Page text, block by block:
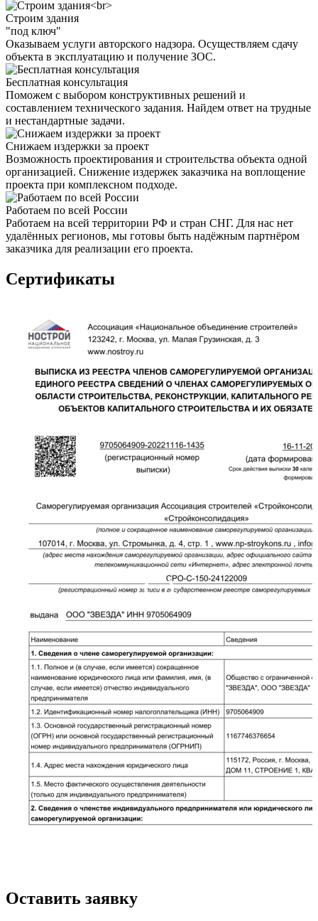
Строим здания
"под ключ"
Оказываем услуги авторского надзора. Осуществляем сдачу
объекта в эксплуатацию и получение ЗОС.
Бесплатная консультация
Поможем с выбором конструктивных решений и
составлением технического задания. Найдем ответ на трудные
и нестандартные задачи.
Снижаем издержки за проект
Возможность проектирования и строительства объекта одной
организацией. Снижение издержек заказчика на воплощение
проекта при комплексном подходе.
Работаем по всей России
Работаем на всей территории РФ и стран СНГ. Для нас нет
удалённых регионов, мы готовы быть надёжным партнёром
заказчика для реализации его проекта.
Сертификаты
Оставить заявку